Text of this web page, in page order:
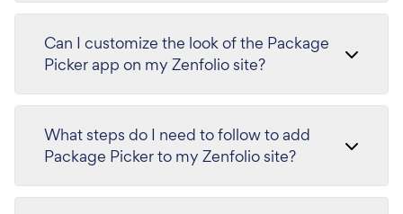
Can I customize the look of the Package
Picker app on my Zenfolio site?
What steps do I need to follow to add
Package Picker to my Zenfolio site?